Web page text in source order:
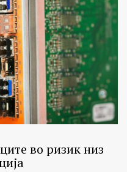
во ризик низ